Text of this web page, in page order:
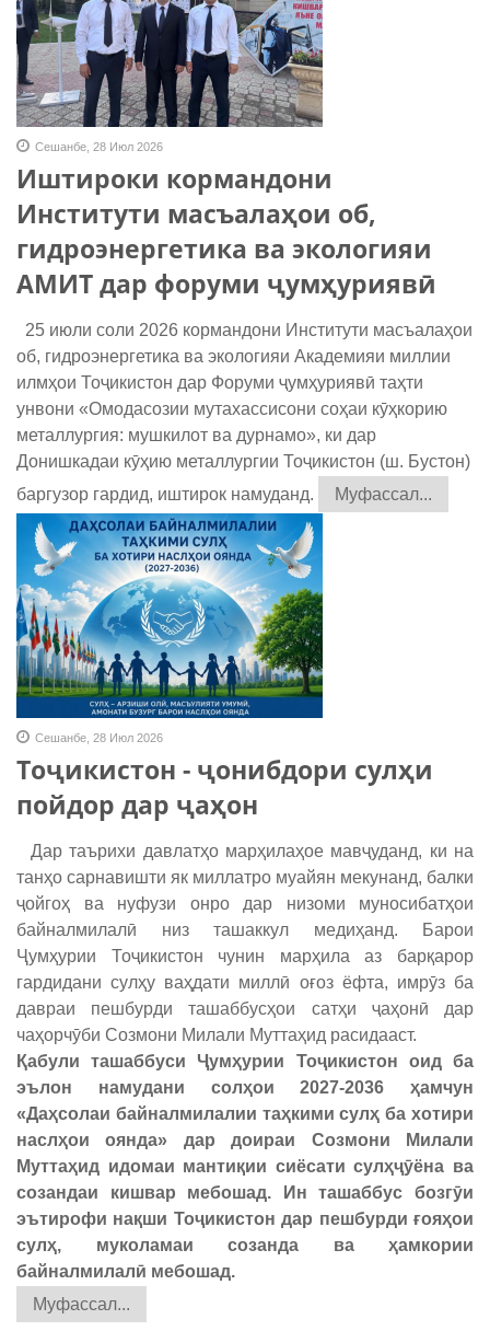
Сешанбе, 28 Июл 2026
Иштироки кормандони
Институти масъалаҳои об,
гидроэнергетика ва экологияи
АМИТ дар форуми ҷумҳуриявӣ
25 июли соли 2026 кормандони Институти масъалаҳои
об, гидроэнергетика ва экологияи Академияи миллии
илмҳои Тоҷикистон дар Форуми ҷумҳуриявӣ таҳти
унвони «Омодасозии мутахассисони соҳаи кӯҳкорию
металлургия: мушкилот ва дурнамо», ки дар
Донишкадаи кӯҳию металлургии Тоҷикистон (ш. Бустон)
баргузор гардид, иштирок намуданд.
Муфассал...
Сешанбе, 28 Июл 2026
Тоҷикистон - ҷонибдори сулҳи
пойдор дар ҷаҳон
Дар таърихи давлатҳо марҳилаҳое мавҷуданд, ки на
танҳо сарнавишти як миллатро муайян мекунанд, балки
ҷойгоҳ ва нуфузи онро дар низоми муносибатҳои
байналмилалӣ низ ташаккул медиҳанд. Барои
Ҷумҳурии Тоҷикистон чунин марҳила аз барқарор
гардидани сулҳу ваҳдати миллӣ оғоз ёфта, имрӯз ба
давраи пешбурди ташаббусҳои сатҳи ҷаҳонӣ дар
чаҳорчӯби Созмони Милали Муттаҳид расидааст.
Қабули ташаббуси Ҷумҳурии Тоҷикистон оид ба
эълон намудани солҳои 2027-2036 ҳамчун
«Даҳсолаи байналмилалии таҳкими сулҳ ба хотири
наслҳои оянда» дар доираи Созмони Милали
Муттаҳид идомаи мантиқии сиёсати сулҳҷӯёна ва
созандаи кишвар мебошад. Ин ташаббус бозгӯи
эътирофи нақши Тоҷикистон дар пешбурди ғояҳои
сулҳ, муколамаи созанда ва ҳамкории
байналмилалӣ мебошад.
Муфассал...